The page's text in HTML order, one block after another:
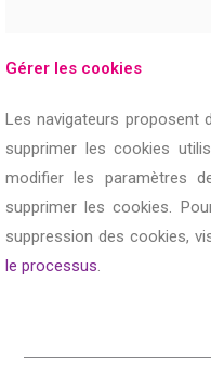
Gérer les cookies
Les navigateurs proposent
supprimer les cookies
modifier les paramètres
supprimer les cookies.
suppression des cookies,
le processus.